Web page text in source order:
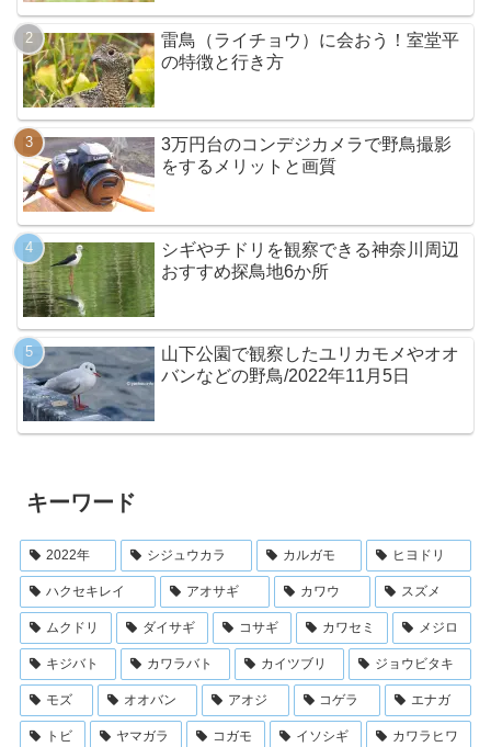
雷鳥（ライチョウ）に会おう！室堂平
の特徴と行き方
3万円台のコンデジカメラで野鳥撮影
をするメリットと画質
シギやチドリを観察できる神奈川周辺
おすすめ探鳥地6か所
山下公園で観察したユリカモメやオオ
バンなどの野鳥/2022年11月5日
キーワード
2022年 シジュウカラ カルガモ ヒヨドリ
ハクセキレイ アオサギ カワウ スズメ
ムクドリ ダイサギ コサギ カワセミ メジロ
キジバト カワラバト カイツブリ ジョウビタキ
モズ オオバン アオジ コゲラ エナガ
トビ ヤマガラ コガモ イソシギ カワラヒワ